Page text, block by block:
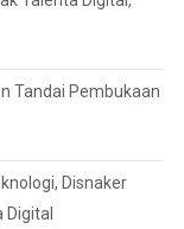
Tandai Pembukaan
Disnaker
Digital